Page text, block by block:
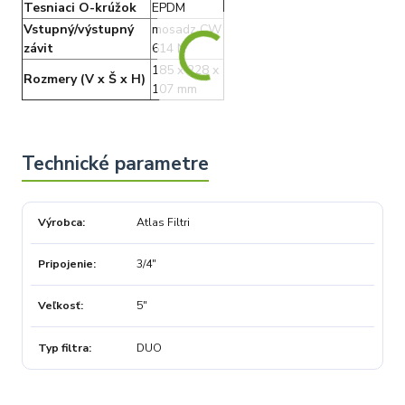
Tesniaci O-krúžok
EPDM
Vstupný/výstupný
závit
mosadz CW
614 N
Rozmery (V x Š x H)
185 x 228 x
107 mm
Výrobca Atlas Filtri
Pripojenie 3/4"
Veľkosť 5"
Typ filtra DUO